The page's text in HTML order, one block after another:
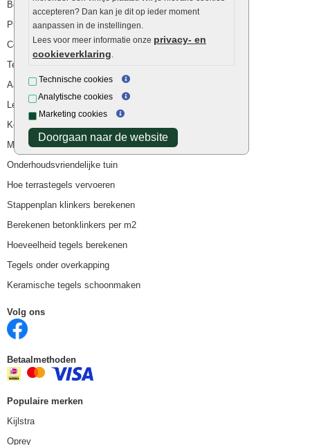
accepteren? Dan kan je dit op ieder moment
aanpassen in de instellingen.
Lees voor meer informatie onze privacy- en
cookieverklaring.
Technische cookies
Analytische cookies
Marketing cookies
Doorgaan naar de website
Belangrijke info
Privacybeleid
Cookies beleid
Terrastegels schoonmaken
Aanlegtips keramische tegels
Legpatronen keramische tegels
Keramische tuintegels onderhouden
Mogelijkheden keramische tegels
Onderhoudsvriendelijke tuin
Hoe terrastegels vervoeren
Stappenplan klinkers berekenen
Berekenen betonklinkers per m2
Hoeveelheid tegels berekenen
Tegels onder overkapping
Keramische tegels schoonmaken
Volg ons
Betaalmethoden
Populaire merken
Kijlstra
Oprey